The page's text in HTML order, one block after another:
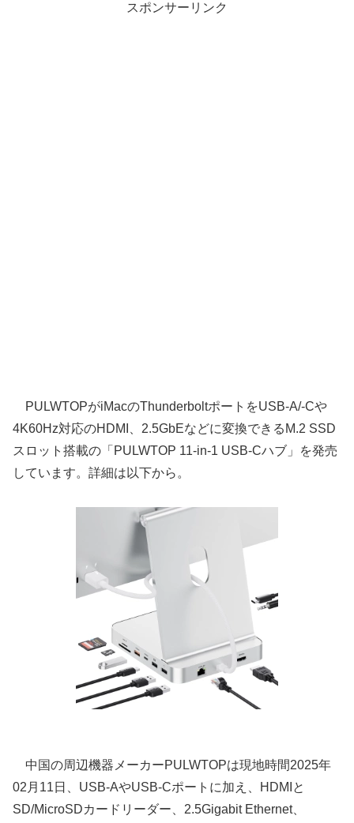
スポンサーリンク
PULWTOPがiMacのThunderboltポートをUSB-A/-Cや
4K60Hz対応のHDMI、2.5GbEなどに変換できるM.2 SSD
スロット搭載の「PULWTOP 11-in-1 USB-Cハブ」を発売
しています。詳細は以下から。
中国の周辺機器メーカーPULWTOPは現地時間2025年
02月11日、USB-AやUSB-Cポートに加え、HDMIと
SD/MicroSDカードリーダー、2.5Gigabit Ethernet、